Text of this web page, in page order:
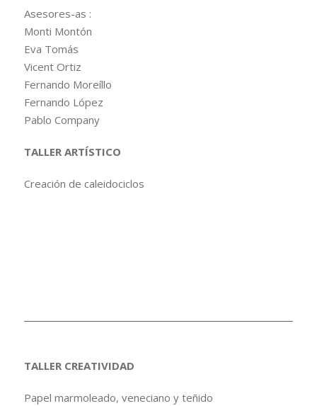
Asesores-as :
Monti Montón
Eva Tomás
Vicent Ortiz
Fernando Moreíllo
Fernando López
Pablo Company
TALLER ARTÍSTICO
Creación de caleidociclos
TALLER CREATIVIDAD
Papel marmoleado, veneciano y teñido